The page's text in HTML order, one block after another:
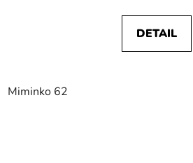
DETAIL
Miminko 62